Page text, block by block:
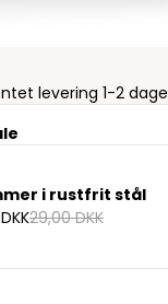
levering 1-2 dage
i rustfrit stål
29,00 DKK